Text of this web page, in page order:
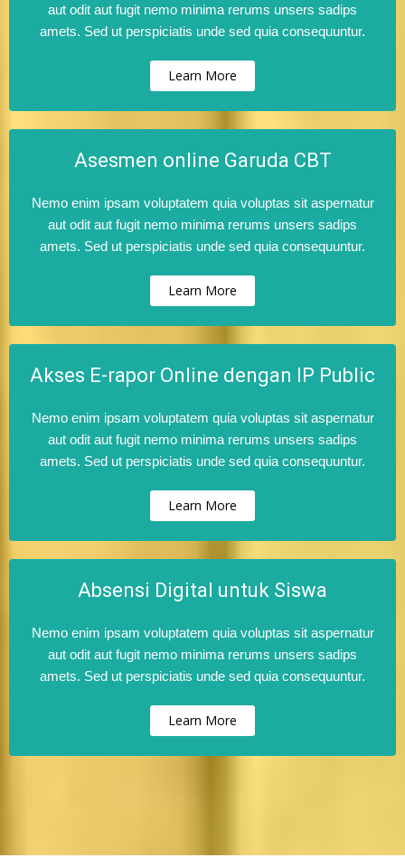
aut odit aut fugit nemo minima rerums unsers sadips
amets. Sed ut perspiciatis unde sed quia consequuntur.
Learn More
Asesmen online Garuda CBT
Nemo enim ipsam voluptatem quia voluptas sit aspernatur
aut odit aut fugit nemo minima rerums unsers sadips
amets. Sed ut perspiciatis unde sed quia consequuntur.
Learn More
Akses E-rapor Online dengan IP Public
Nemo enim ipsam voluptatem quia voluptas sit aspernatur
aut odit aut fugit nemo minima rerums unsers sadips
amets. Sed ut perspiciatis unde sed quia consequuntur.
Learn More
Absensi Digital untuk Siswa
Nemo enim ipsam voluptatem quia voluptas sit aspernatur
aut odit aut fugit nemo minima rerums unsers sadips
amets. Sed ut perspiciatis unde sed quia consequuntur.
Learn More